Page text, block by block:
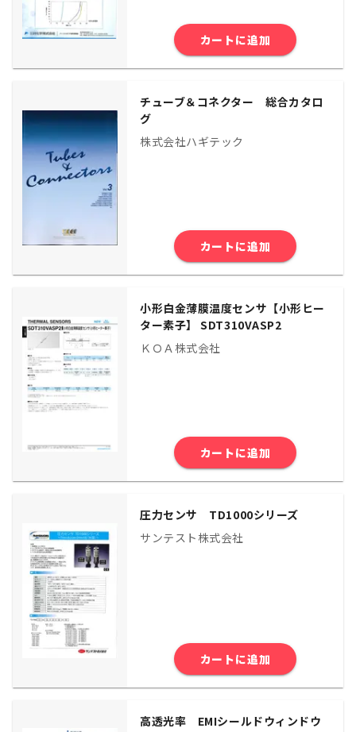
カートに追加
チューブ＆コネクター 総合カタロ
グ
株式会社ハギテック
カートに追加
小形白金薄膜温度センサ【小形ヒー
ター素子】 SDT310VASP2
ＫＯＡ株式会社
カートに追加
圧力センサ TD1000シリーズ
サンテスト株式会社
カートに追加
高透光率 EMIシールドウィンドウ